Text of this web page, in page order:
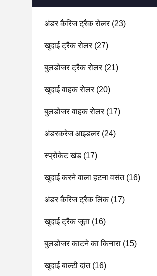
अंडर कैरिज ट्रैक रोलर(23)
खुदाई ट्रैक रोलर(27)
बुलडोजर ट्रैक रोलर(21)
खुदाई वाहक रोलर(20)
बुलडोजर वाहक रोलर(17)
अंडरकरेज आइडलर(24)
स्प्रोकेट खंड (17)
खुदाई करने वाला हटना वसंत(16)
अंडर कैरिज ट्रैक लिंक(17)
खुदाई ट्रैक जूता (16)
बुलडोजर काटने का किनारा (15)
खुदाई बाल्टी दांत(16)